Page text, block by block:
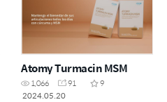
Atomy Turmacin MSM
1,066 91
9
2024.05.20